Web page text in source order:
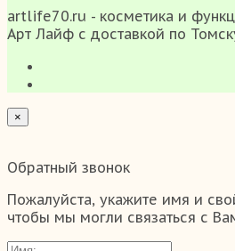
artlife70.ru - косметика и
Арт Лайф с доставкой по
×
Обратный звонок
Пожалуйста, укажите имя и
чтобы мы могли связаться с